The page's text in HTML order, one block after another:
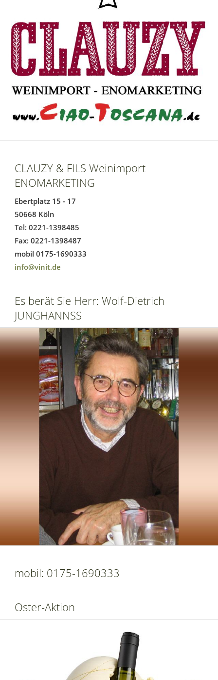
CLAUZY & FILS Weinimport
ENOMARKETING
Ebertplatz 15 - 17
50668 Köln
Tel: 0221-1398485
Fax: 0221-1398487
mobil 0175-1690333
info@vinit.de
Es berät Sie Herr: Wolf-Dietrich
JUNGHANNSS
mobil: 0175-1690333
Oster-Aktion